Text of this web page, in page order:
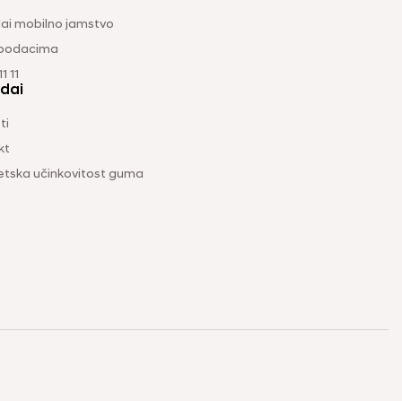
mobilno jamstvo
11
učinkovitost guma